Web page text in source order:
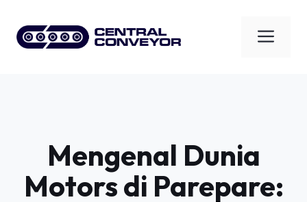
content
Mengenal Dunia
Motors di Parepare: